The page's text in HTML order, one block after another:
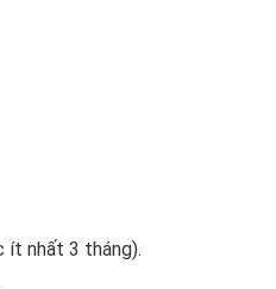
ít nhất 3 tháng).